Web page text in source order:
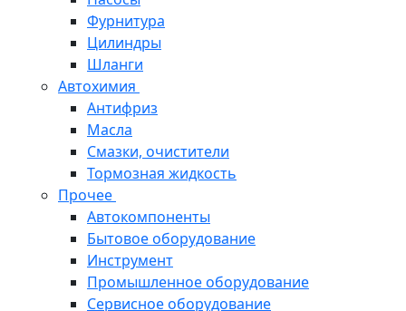
Фурнитура
Цилиндры
Шланги
Автохимия
Антифриз
Масла
Смазки, очистители
Тормозная жидкость
Прочее
Автокомпоненты
Бытовое оборудование
Инструмент
Промышленное оборудование
Сервисное оборудование